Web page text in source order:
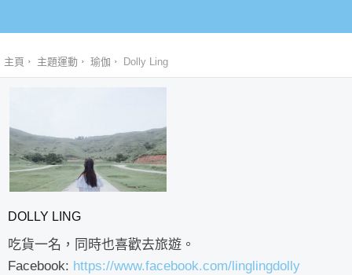
主頁 主題運動 瑜伽 Dolly Ling
DOLLY LING
吃貨一名，同時也喜歡去旅遊。
Facebook: https://www.facebook.com/linglingdolly